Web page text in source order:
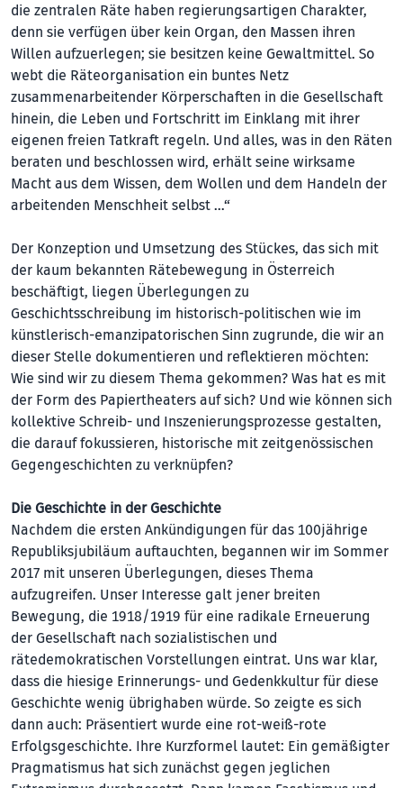
die zentralen Räte ha­ben regierungsartigen Charakter,
denn sie verfügen über kein Organ, den Massen ihren
Willen aufzuerlegen; sie besitzen kei­ne Gewaltmittel. So
webt die Räteorganisation ein buntes Netz
zusammenarbeitender Körperschaften in die Gesell­schaft
hinein, die Leben und Fortschritt im Einklang mit ihrer
eigenen freien Tatkraft regeln. Und alles, was in den Räten
beraten und beschlossen wird, erhält seine wirksame
Macht aus dem Wissen, dem Wollen und dem Handeln der
arbeitenden Menschheit selbst …“
Der Konzeption und Umsetzung des Stückes, das sich mit
der kaum bekannten Rätebewegung in Österreich
beschäftigt, liegen Überlegungen zu
Geschichtsschreibung im historisch-politischen wie im
künstlerisch-emanzipatorischen Sinn zugrunde, die wir an
dieser Stelle dokumentieren und reflektieren möchten:
Wie sind wir zu diesem Thema gekommen? Was hat es mit
der Form des Papiertheaters auf sich? Und wie können sich
kollektive Schreib- und Inszenierungsprozesse ge­stalten,
die darauf fokussieren, historische mit zeitgenössischen
Gegen­geschichten zu verknüpfen?
Die Geschichte in der Geschichte
Nachdem die ersten Ankündigungen für das 100jährige
Republiksjubiläum auftauchten, begannen wir im Sommer
2017 mit unseren Überlegungen, dieses Thema
aufzugreifen. Unser Interesse galt jener breiten
Bewegung, die 1918/1919 für eine radikale Erneuerung
der Gesellschaft nach sozialistischen und
rätedemokratischen Vorstellungen eintrat. Uns war klar,
dass die hiesige Erinnerungs- und Gedenkkultur für diese
Geschichte wenig übrighaben würde. So zeigte es sich
dann auch: Prä­sentiert wurde eine rot-weiß-rote
Erfolgsgeschichte. Ihre Kurzformel lautet: Ein gemäßigter
Pragmatismus hat sich zu­nächst gegen jeglichen